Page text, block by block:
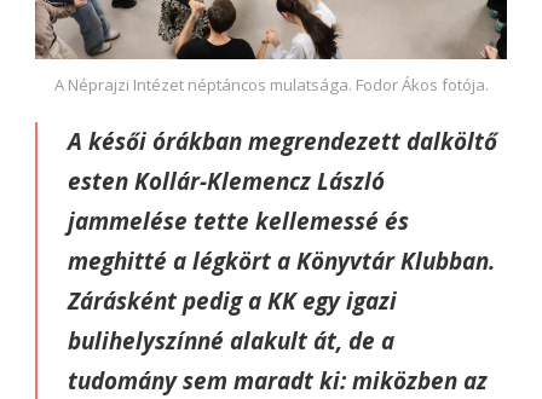
A Néprajzi Intézet néptáncos mulatsága. Fodor Ákos fotója.
A késői órákban megrendezett dalköltő
esten Kollár-Klemencz László
jammelése tette kellemessé és
meghitté a légkört a Könyvtár Klubban.
Zárásként pedig a KK egy igazi
bulihelyszínné alakult át, de a
tudomány sem maradt ki: miközben az